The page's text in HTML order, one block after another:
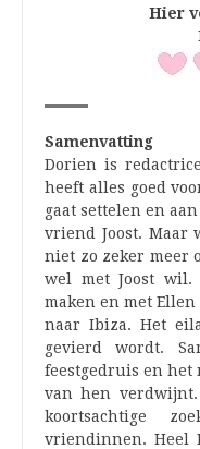
Hier
Samenvatting
Dorien is
heeft alles goed
gaat settelen en
vriend Joost. Maar
niet zo zeker meer
wel met Joost
maken en met
naar Ibiza. Het
gevierd wordt.
feestgedruis en het
van hen verdwijnt.
koortsachtige
vriendinnen. Heel